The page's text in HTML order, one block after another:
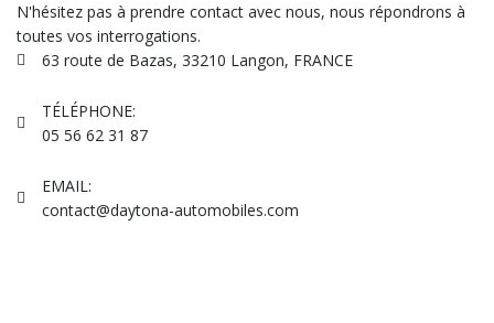
N'hésitez pas à prendre contact avec nous, nous répondrons à
toutes vos interrogations.
63 route de Bazas, 33210 Langon, FRANCE
TÉLÉPHONE:
05 56 62 31 87
EMAIL:
contact@daytona-automobiles.com